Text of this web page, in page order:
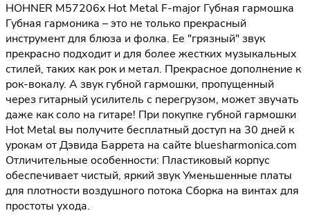
HOHNER M57206x Hot Metal F-major Губная гармошка
Губная гармоника – это не только прекрасный
инструмент для блюза и фолка. Ее "грязный" звук
прекрасно подходит и для более жестких музыкальных
стилей, таких как рок и метал. Прекрасное дополнение к
рок-вокалу. А звук губной гармошки, пропущенный
через гитарный усилитель с перегрузом, может звучать
даже как соло на гитаре! При покупке губной гармошки
Hot Metal вы получите бесплатный доступ на 30 дней к
урокам от Дэвида Баррета на сайте bluesharmonica.com
Отличительные особенности: Пластиковый корпус
обеспечивает чистый, яркий звук Уменьшенные платы
для плотности воздушного потока Сборка на винтах для
простоты ухода.